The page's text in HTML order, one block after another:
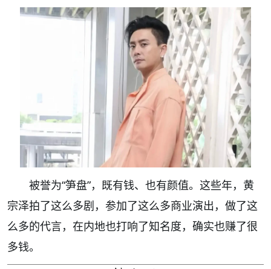
被誉为“笋盘”，既有钱、也有颜值。这些年，黄
宗泽拍了这么多剧，参加了这么多商业演出，做了这
么多的代言，在内地也打响了知名度，确实也赚了很
多钱。